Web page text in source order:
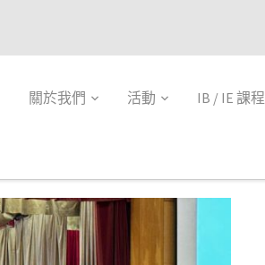
關於我們 活動 IB / IE 課程